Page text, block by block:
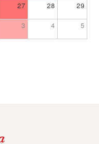
27 28 29
3 4 5